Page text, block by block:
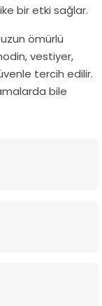
bir etki sağlar.
ömürlü
vestiyer,
tercih edilir.
bile